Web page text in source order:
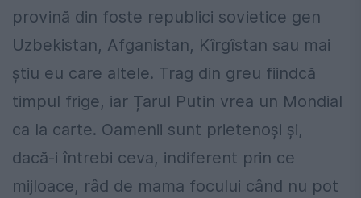
provină din foste republici sovietice gen
Uzbekistan, Afganistan, Kîrgîstan sau mai
știu eu care altele. Trag din greu fiindcă
timpul frige, iar Țarul Putin vrea un Mondial
ca la carte. Oamenii sunt prietenoși și,
dacă-i întrebi ceva, indiferent prin ce
mijloace, râd de mama focului când nu pot